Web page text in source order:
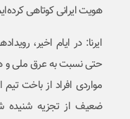
هویت ایرانی کوتاهی
ایرنا: در ایام اخیر،
حتی نسبت به عرق ملی و
مواردی افراد از باخت
ضعیف از تجزیه